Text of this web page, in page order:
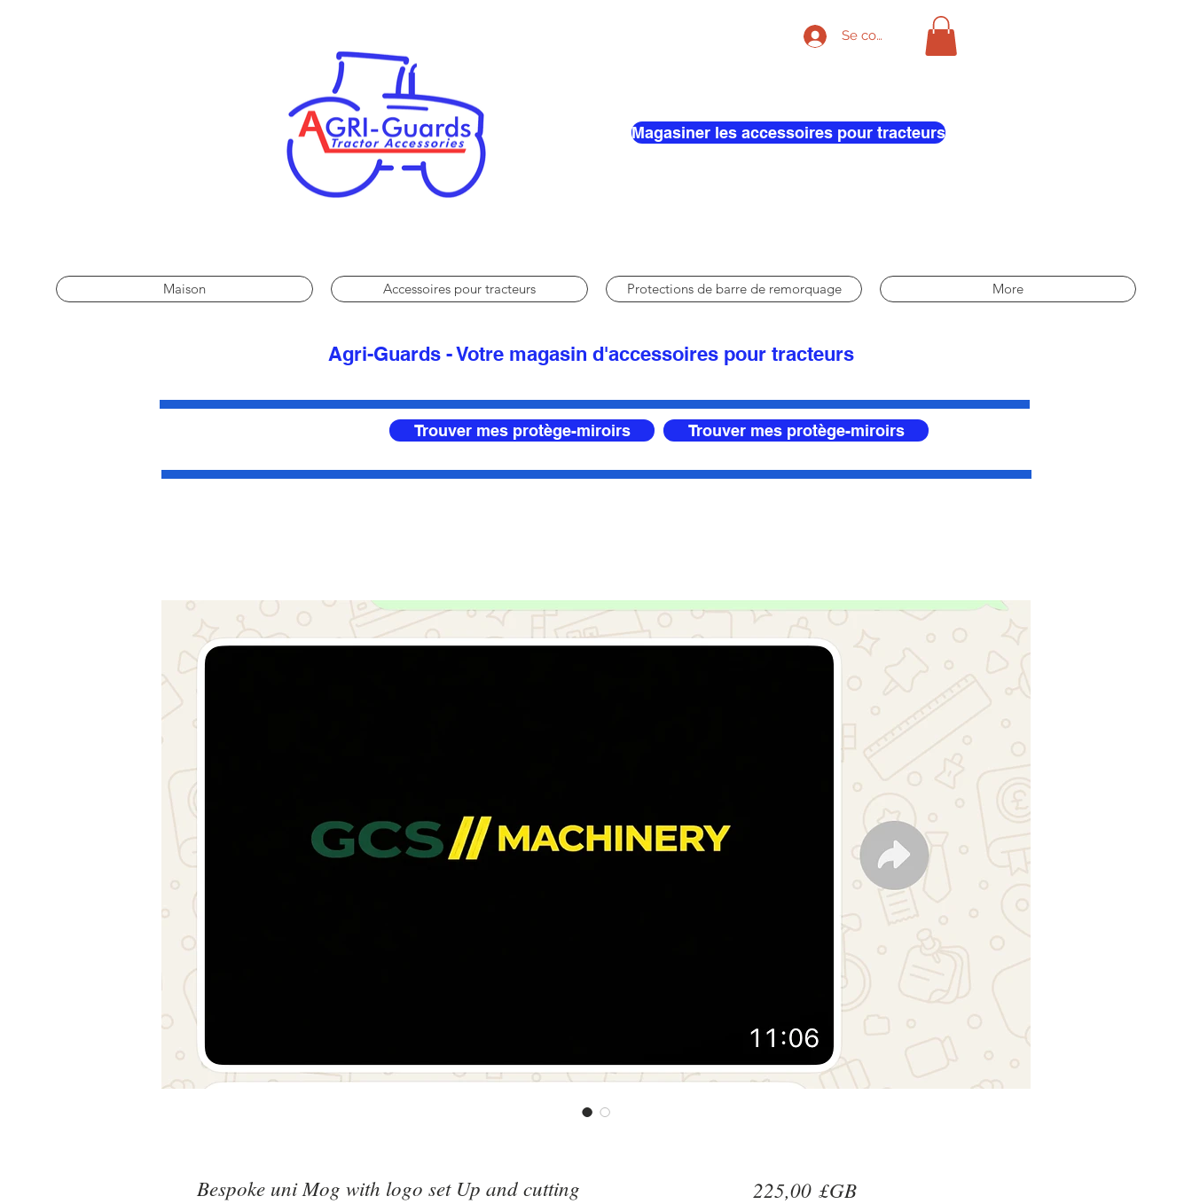
Se connecter
Magasiner les accessoires pour tracteurs
Maison Accessoires pour tracteurs Protections de barre de remorquage More
Agri-Guards - Votre magasin d'accessoires pour tracteurs
Trouver mes protège-miroirs Trouver mes protège-miroirs
Bespoke uni Mog with logo set Up and cutting 225,00 £GBPrix